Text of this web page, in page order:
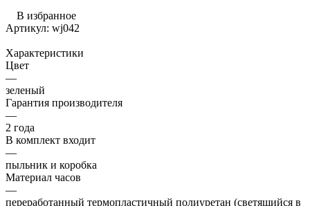
В избранное
Артикул: wj042
Характеристики
Цвет
—
зеленый
Гарантия производителя
—
2 года
В комплект входит
—
пыльник и коробка
Материал часов
—
переработанный термопластичный полиуретан (светящийся в